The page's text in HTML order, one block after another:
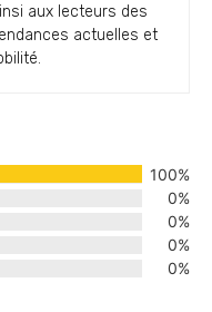
aux lecteurs des
actuelles et
100%
0%
0%
0%
0%